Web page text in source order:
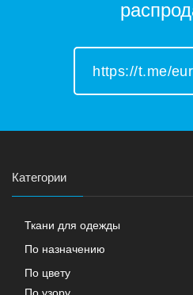
https://t.me/
Категории
Ткани для одежды
По назначению
По цвету